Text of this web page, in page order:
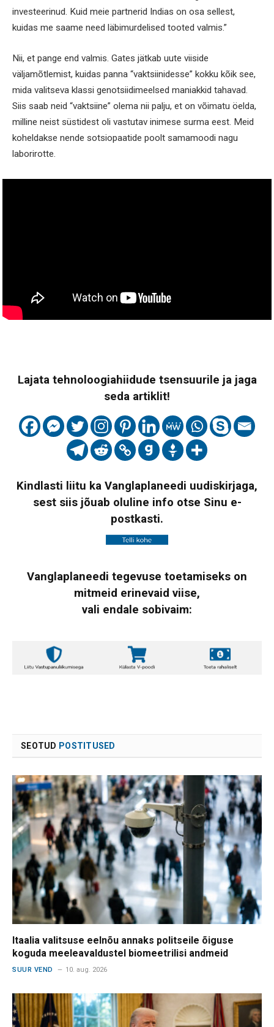
investeerinud. Kuid meie partnerid Indias on osa sellest,
kuidas me saame need läbimurdelised tooted valmis.”
Nii, et pange end valmis. Gates jätkab uute viiside
väljamõtlemist, kuidas panna “vaktsiinidesse” kokku kõik see,
mida valitseva klassi genotsiidimeelsed maniakkid tahavad.
Siis saab neid “vaktsiine” olema nii palju, et on võimatu öelda,
milline neist süstidest oli vastutav inimese surma eest. Meid
koheldakse nende sotsiopaatide poolt samamoodi nagu
laborirotte.
Lajata tehnoloogiahiidude tsensuurile ja jaga
seda artiklit!
Kindlasti liitu ka Vanglaplaneedi uudiskirjaga,
sest siis jõuab oluline info otse Sinu e-
postkasti.
Vanglaplaneedi tegevuse toetamiseks on
mitmeid erinevaid viise,
vali endale sobivaim:
SEOTUD POSTITUSED
Itaalia valitsuse eelnõu annaks politseile õiguse
koguda meeleavaldustel biomeetrilisi andmeid
SUUR VEND 10. aug. 2026